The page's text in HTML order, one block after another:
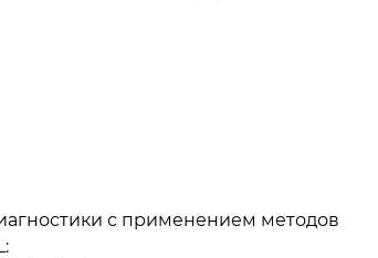
с применением методов